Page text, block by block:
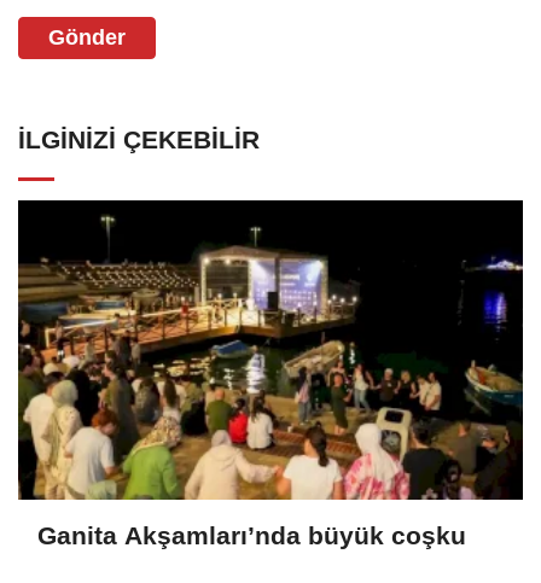
Gönder
İLGINIZI ÇEKEBILIR
Ganita Akşamları’nda büyük coşku